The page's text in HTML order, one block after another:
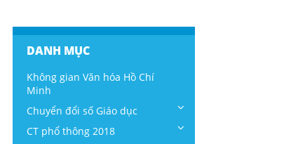
DANH MỤC
Không gian Văn hóa Hồ Chí
Minh
Chuyển đổi số Giáo dục
CT phổ thông 2018